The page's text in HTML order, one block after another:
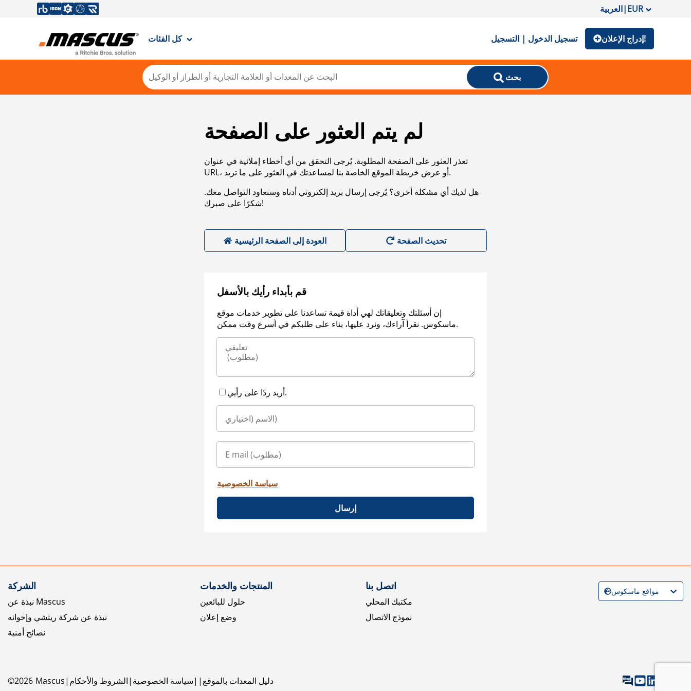
العربية|EUR
كل الفئات تسجيل الدخول | التسجيل إدراج الإعلان!
بحث
لم يتم العثور على الصفحة
تعذر العثور على الصفحة المطلوبة. يُرجى التحقق من أي أخطاء إملائية في عنوان
URL، أو عرض خريطة الموقع الخاصة بنا لمساعدتك في العثور على ما تريد.
هل لديك أي مشكلة أخرى؟ يُرجى إرسال بريد إلكتروني أدناه وسنعاود التواصل معك.
شكرًا على صبرك!
العودة إلى الصفحة الرئيسية
قم بأبداء رأيك بالأسفل
إن أسئلتك وتعليقاتك لهي أداة قيمة تساعدنا على تطوير خدمات موقع
ماسكوس. نقرأ آراءك، ونرد عليها، بناء على طلبكم في أسرع وقت ممكن.
أريد ردًا على رأيي.
سياسة الخصوصية
إرسال
الشركة
نبذة عن Mascus
نبذة عن شركة ريتشي وإخوانه
نصائح أمنية
المنتجات والخدمات
حلول للبائعين
وضع إعلان
اتصل بنا
مكتبك المحلي
نموذج الاتصال
©2026 Mascus الشروط والأحكام سياسة الخصوصية دليل المعدات بالموقع
مواقع ماسكوس